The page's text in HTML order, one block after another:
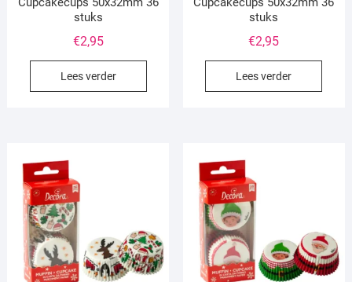
stuks
€2,95
Lees verder
stuks
€2,95
Lees verder